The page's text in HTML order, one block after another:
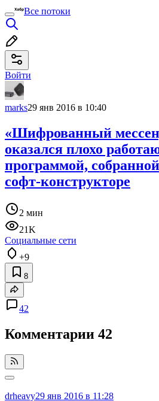
Все потоки
Войти
marks29 янв 2016 в 10:40
«Шифрованный
оказался плохо
программой,
софт-конструкторе
2 мин
21K
Социальные сети
+9
8
42
Комментарии 42
drheavy29 янв 2016 в 11:28